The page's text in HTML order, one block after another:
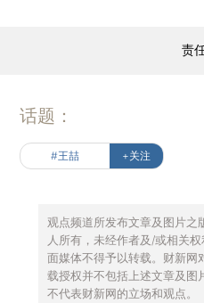
责
话题：
#王喆 +关注
观点频道所发布文章及图片之
人所有，未经作者及/或相关
面媒体不得予以转载。财新网
载授权并不包括上述文章及图
不代表财新网的立场和观点。